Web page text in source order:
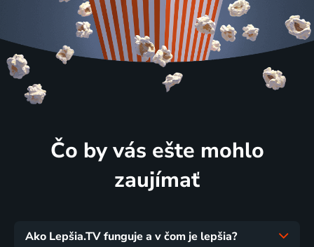
Čo by vás ešte mohlo
zaujímať
Ako Lepšia.TV funguje a v čom je lepšia?